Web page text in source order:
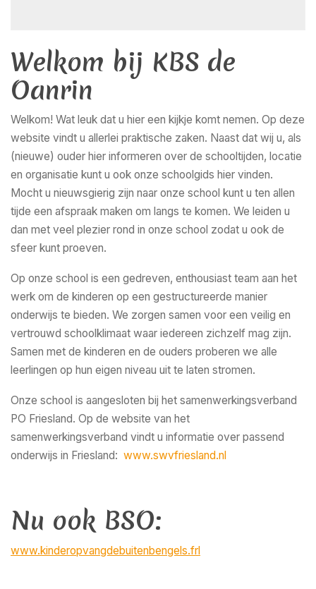
Welkom bij KBS de
Oanrin
Welkom! Wat leuk dat u hier een kijkje komt nemen. Op deze
website vindt u allerlei praktische zaken. Naast dat wij u, als
(nieuwe) ouder hier informeren over de schooltijden, locatie
en organisatie kunt u ook onze schoolgids hier vinden.
Mocht u nieuwsgierig zijn naar onze school kunt u ten allen
tijde een afspraak maken om langs te komen. We leiden u
dan met veel plezier rond in onze school zodat u ook de
sfeer kunt proeven.
Op onze school is een gedreven, enthousiast team aan het
werk om de kinderen op een gestructureerde manier
onderwijs te bieden. We zorgen samen voor een veilig en
vertrouwd schoolklimaat waar iedereen zichzelf mag zijn.
Samen met de kinderen en de ouders proberen we alle
leerlingen op hun eigen niveau uit te laten stromen.
Onze school is aangesloten bij het samenwerkingsverband
PO Friesland. Op de website van het
samenwerkingsverband vindt u informatie over passend
onderwijs in Friesland: www.swvfriesland.nl
Nu ook BSO:
www.kinderopvangdebuitenbengels.frl